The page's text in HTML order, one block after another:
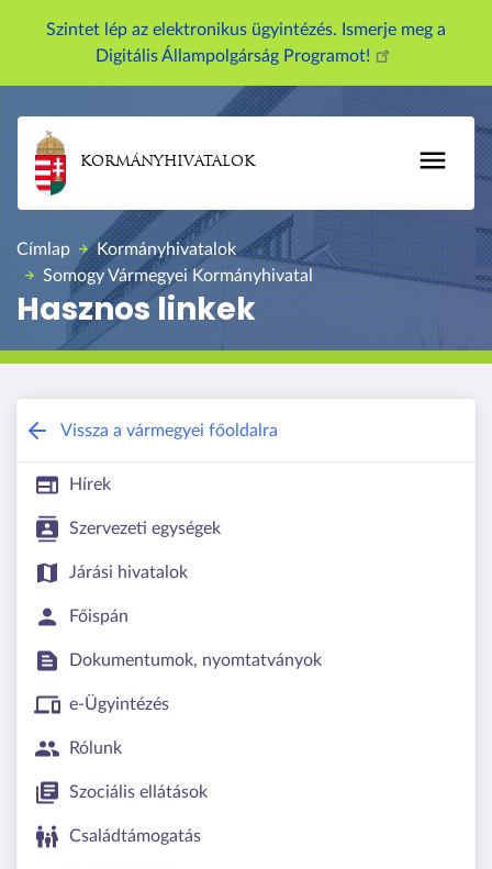
á
a
a
r
t
a
l
o
r
a
Szintet lép az elektronikus ügyintézés. Ismerje meg a
Digitális Állampolgárság Programot!
KORMÁNYHIVATALOK
Címlap
Kormányhivatalok
Somogy Vármegyei Kormányhivatal
Hasznos linkek
Somogy Vármegyei Kormányhivatal
Vissza a vármegyei főoldalra
Hírek
Szervezeti egységek
Járási hivatalok
Főispán
Dokumentumok, nyomtatványok
e-Ügyintézés
Rólunk
Szociális ellátások
Családtámogatás